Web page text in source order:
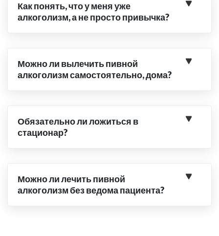
Как понять, что у меня уже
алкоголизм, а не просто привычка?
Можно ли вылечить пивной
алкоголизм самостоятельно, дома?
Обязательно ли ложиться в
стационар?
Можно ли лечить пивной
алкоголизм без ведома пациента?